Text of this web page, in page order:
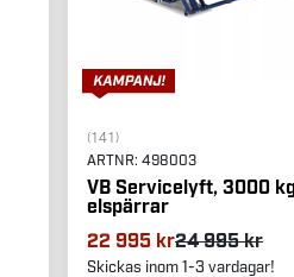
(141)
ARTNR: 498003
VB Servicelyft, 3000
elspärrar
22 995 kr24 995 kr
Skickas inom 1-3 vardagar!